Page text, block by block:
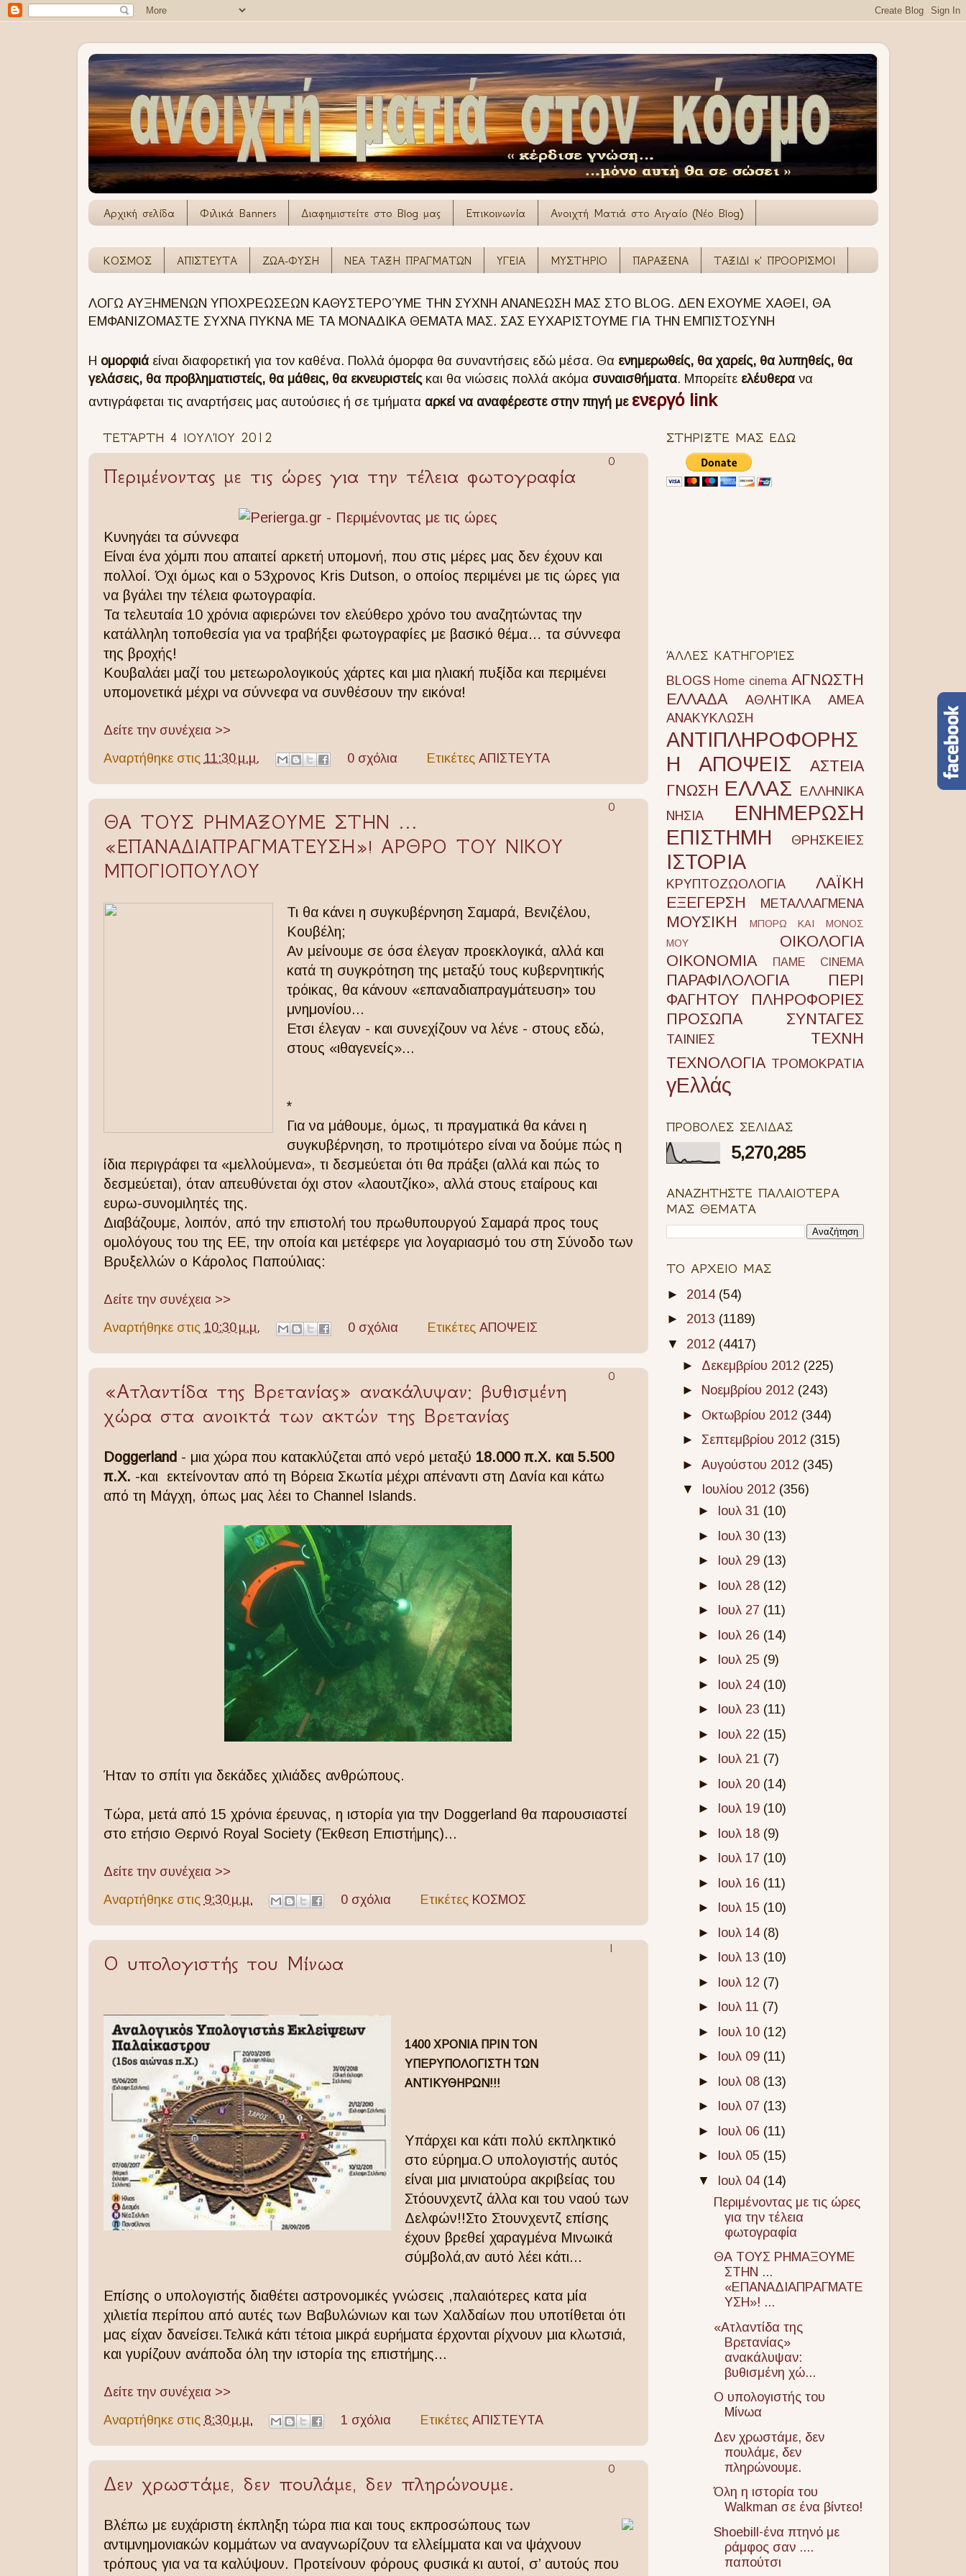
Αρχική σελίδα Φιλικά Banners Διαφημιστείτε στο Blog μας Επικοινωνία Ανοιχτή Ματιά στο Αιγαίο (Νέο Blog)
ΚΟΣΜΟΣ ΑΠΙΣΤΕΥΤΑ ΖΩΑ-ΦΥΣΗ ΝΕΑ ΤΑΞΗ ΠΡΑΓΜΑΤΩΝ ΥΓΕΙΑ ΜΥΣΤΗΡΙΟ ΠΑΡΑΞΕΝΑ ΤΑΞΙΔΙ κ' ΠΡΟΟΡΙΣΜΟΙ
ΛΟΓΩ ΑΥΞΗΜΕΝΩΝ ΥΠΟΧΡΕΩΣΕΩΝ ΚΑΘΥΣΤΕΡΟΎΜΕ ΤΗΝ ΣΥΧΝΗ ΑΝΑΝΕΩΣΗ ΜΑΣ ΣΤΟ BLOG. ΔΕΝ ΕΧΟΥΜΕ ΧΑΘΕΙ, ΘΑ
ΕΜΦΑΝΙΖΟΜΑΣΤΕ ΣΥΧΝΑ ΠΥΚΝΑ ΜΕ ΤΑ ΜΟΝΑΔΙΚΑ ΘΕΜΑΤΑ ΜΑΣ. ΣΑΣ ΕΥΧΑΡΙΣΤΟΥΜΕ ΓΙΑ ΤΗΝ ΕΜΠΙΣΤΟΣΥΝΗ
Η ομορφιάείναι διαφορετική για τον καθένα. Πολλά όμορφα θα συναντήσεις εδώ μέσα. Θα ενημερωθείς, θα χαρείς, θα λυπηθείς, θα
γελάσεις, θα προβληματιστείς, θα μάθεις, θα εκνευριστείςκαι θα νιώσεις πολλά ακόμα συναισθήματα. Μπορείτε ελέυθερανα
αντιγράφεται τις αναρτήσεις μας αυτούσιες ή σε τμήματα αρκεί να αναφέρεστε στην πηγή με ενεργό link
ΤΕΤΆΡΤΗ 4 ΙΟΥΛΊΟΥ 2012
0
Περιμένοντας με τις ώρες για την τέλεια φωτογραφία
Κυνηγάει τα σύννεφα
Είναι ένα χόμπι που απαιτεί αρκετή υπομονή, που στις μέρες μας δεν έχουν και
πολλοί. Όχι όμως και ο 53χρονος Kris Dutson, ο οποίος περιμένει με τις ώρες για
να βγάλει την τέλεια φωτογραφία.
Τα τελευταία 10 χρόνια αφιερώνει τον ελεύθερο χρόνο του αναζητώντας την
κατάλληλη τοποθεσία για να τραβήξει φωτογραφίες με βασικό θέμα… τα σύννεφα
της βροχής!
Κουβαλάει μαζί του μετεωρολογικούς χάρτες και μια ηλιακή πυξίδα και περιμένει
υπομονετικά μέχρι να σύννεφα να συνθέσουν την εικόνα!
Δείτε την συνέχεια >>
Αναρτήθηκε στις 11:30 μ.μ. 0 σχόλια Ετικέτες ΑΠΙΣΤΕΥΤΑ
0
ΘΑ ΤΟΥΣ ΡΗΜΑΞΟΥΜΕ ΣΤΗΝ ...
«ΕΠΑΝΑΔΙΑΠΡΑΓΜΑΤΕΥΣΗ»! ΑΡΘΡΟ ΤΟΥ ΝΙΚΟΥ
ΜΠΟΓΙΟΠΟΥΛΟΥ
Τι θα κάνει η συγκυβέρνηση Σαμαρά, Βενιζέλου,
Κουβέλη;
Αν μείνουμε σε όσα έλεγαν προεκλογικά, αλλά και
κατά τη συγκρότηση της μεταξύ τους κυβερνητικής
τρόικας, θα κάνουν «επαναδιαπραγμάτευση» του
μνημονίου...
Ετσι έλεγαν - και συνεχίζουν να λένε - στους εδώ,
στους «ιθαγενείς»...
*
Για να μάθουμε, όμως, τι πραγματικά θα κάνει η
συγκυβέρνηση, το προτιμότερο είναι να δούμε πώς η
ίδια περιγράφει τα «μελλούμενα», τι δεσμεύεται ότι θα πράξει (αλλά και πώς το
δεσμεύεται), όταν απευθύνεται όχι στον «λαουτζίκο», αλλά στους εταίρους και
ευρω-συνομιλητές της.
Διαβάζουμε, λοιπόν, από την επιστολή του πρωθυπουργού Σαμαρά προς τους
ομολόγους του της ΕΕ, την οποία και μετέφερε για λογαριασμό του στη Σύνοδο των
Βρυξελλών ο Κάρολος Παπούλιας:
Δείτε την συνέχεια >>
Αναρτήθηκε στις 10:30 μ.μ. 0 σχόλια Ετικέτες ΑΠΟΨΕΙΣ
0
«Ατλαντίδα της Βρετανίας» ανακάλυψαν: βυθισμένη
χώρα στα ανοικτά των ακτών της Βρετανίας
Doggerland - μια χώρα που κατακλύζεται από νερό μεταξύ 18.000 π.Χ. και 5.500
π.Χ. -και εκτείνονταν από τη Βόρεια Σκωτία μέχρι απέναντι στη Δανία και κάτω
από τη Μάγχη, όπως μας λέει το Channel Islands.
Ήταν το σπίτι για δεκάδες χιλιάδες ανθρώπους.
Τώρα, μετά από 15 χρόνια έρευνας, η ιστορία για την Doggerland θα παρουσιαστεί
στο ετήσιο Θερινό Royal Society (Έκθεση Επιστήμης)...
Δείτε την συνέχεια >>
Αναρτήθηκε στις 9:30 μ.μ. 0 σχόλια Ετικέτες ΚΟΣΜΟΣ
1
Ο υπολογιστής του Μίνωα
1400 ΧΡΟΝΙΑ ΠΡΙΝ ΤΟΝ
ΥΠΕΡΥΠΟΛΟΓΙΣΤΗ ΤΩΝ
ΑΝΤΙΚΥΘΗΡΩΝ!!!
Yπάρχει και κάτι πολύ εκπληκτικό
στο εύρημα.Ο υπολογιστής αυτός
είναι μια μινιατούρα ακριβείας του
Στόουνχεντζ άλλα και του ναού των
Δελφών!!Στο Στουνχεντζ επίσης
έχουν βρεθεί χαραγμένα Μινωικά
σύμβολά,αν αυτό λέει κάτι...
Επίσης ο υπολογιστής διαθέτει αστρονομικές γνώσεις ,παλαιότερες κατα μία
χιλιετία περίπου από αυτές των Βαβυλώνιων και των Χαλδαίων που υποτίθεται ότι
μας είχαν δανείσει.Τελικά κάτι τέτοια μικρά ευρήματα έρχονται ρίχνουν μια κλωτσιά,
και γυρίζουν ανάποδα όλη την ιστορία της επιστήμης...
Δείτε την συνέχεια >>
Αναρτήθηκε στις 8:30 μ.μ. 1 σχόλια Ετικέτες ΑΠΙΣΤΕΥΤΑ
0
Δεν χρωστάμε, δεν πουλάμε, δεν πληρώνουμε.
Βλέπω με ευχάριστη έκπληξη τώρα πια και τους εκπροσώπους των
αντιμνημονιακών κομμάτων να αναγνωρίζουν τα ελλείμματα και να ψάχνουν
τρόπους για να τα καλύψουν. Προτείνουν φόρους φυσικά κι αυτοί, σ’ αυτούς που
ΣΤΗΡΙΞΤΕ ΜΑΣ ΕΔΩ
ΆΛΛΕΣ ΚΑΤΗΓΟΡΊΕΣ
BLOGS Home cinema ΑΓΝΩΣΤΗ
ΕΛΛΑΔΑ
ΑΘΛΗΤΙΚΑ
ΑΜΕΑ
ΑΝΑΚΥΚΛΩΣΗ
ΑΝΤΙΠΛΗΡΟΦΟΡΗΣ
Η
ΑΠΟΨΕΙΣ
ΑΣΤΕΙΑ
ΓΝΩΣΗ ΕΛΛΑΣ
ΕΛΛΗΝΙΚΑ
ΝΗΣΙΑ
ΕΝΗΜΕΡΩΣΗ
ΕΠΙΣΤΗΜΗ
ΘΡΗΣΚΕΙΕΣ
ΙΣΤΟΡΙΑ
ΚΡΥΠΤΟΖΩΟΛΟΓΙΑ
ΛΑΪΚΗ
ΕΞΕΓΕΡΣΗ
ΜΕΤΑΛΛΑΓΜΕΝΑ
ΜΟΥΣΙΚΗ
ΜΠΟΡΩ ΚΑΙ ΜΟΝΟΣ
ΜΟΥ
ΟΙΚΟΛΟΓΙΑ
ΟΙΚΟΝΟΜΙΑ
ΠΑΜΕ CINEMA
ΠΑΡΑΦΙΛΟΛΟΓΙΑ
ΠΕΡΙ
ΦΑΓΗΤΟΥ
ΠΛΗΡΟΦΟΡΙΕΣ
ΠΡΟΣΩΠΑ
ΣΥΝΤΑΓΕΣ
ΤΑΙΝΙΕΣ
ΤΕΧΝΗ
ΤΕΧΝΟΛΟΓΙΑ ΤΡΟΜΟΚΡΑΤΙΑ
γΕλλάς
ΠΡΟΒΟΛΕΣ ΣΕΛΙΔΑΣ
5,270,285
ΑΝΑΖΗΤΗΣΤΕ ΠΑΛΑΙΟΤΕΡΑ
ΜΑΣ ΘΕΜΑΤΑ
ΤΟ ΑΡΧΕΙΟ ΜΑΣ
► 2014 (54)
► 2013 (1189)
▼ 2012 (4417)
► Δεκεμβρίου 2012 (225)
► Νοεμβρίου 2012 (243)
► Οκτωβρίου 2012 (344)
► Σεπτεμβρίου 2012 (315)
►Αυγούστου 2012 (345)
▼
Ιουλίου 2012 (356)
►
Ιουλ 31 (10)
►
Ιουλ 30 (13)
►
Ιουλ 29 (13)
►
Ιουλ 28 (12)
►
Ιουλ 27 (11)
►
Ιουλ 26 (14)
►
Ιουλ 25 (9)
►
Ιουλ 24 (10)
►
Ιουλ 23 (11)
►
Ιουλ 22 (15)
►
Ιουλ 21 (7)
►
Ιουλ 20 (14)
►
Ιουλ 19 (10)
►
Ιουλ 18 (9)
►
Ιουλ 17 (10)
►
Ιουλ 16 (11)
►
Ιουλ 15 (10)
►
Ιουλ 14 (8)
►
Ιουλ 13 (10)
►
Ιουλ 12 (7)
►
Ιουλ 11 (7)
►
Ιουλ 10 (12)
►
Ιουλ 09 (11)
►
Ιουλ 08 (13)
►
Ιουλ 07 (13)
►
Ιουλ 06 (11)
►
Ιουλ 05 (15)
▼
Ιουλ 04 (14)
Περιμένοντας με τις ώρες
για την τέλεια
φωτογραφία
ΘΑ ΤΟΥΣ ΡΗΜΑΞΟΥΜΕ
ΣΤΗΝ ...
«ΕΠΑΝΑΔΙΑΠΡΑΓΜΑΤΕ
ΥΣΗ»! ...
«Ατλαντίδα της
Βρετανίας»
ανακάλυψαν:
βυθισμένη χώ...
Ο υπολογιστής του
Μίνωα
Δεν χρωστάμε, δεν
πουλάμε, δεν
πληρώνουμε.
Όλη η ιστορία του
Walkman σε ένα βίντεο!
Shoebill-ένα πτηνό με
ράμφος σαν ....
παπούτσι